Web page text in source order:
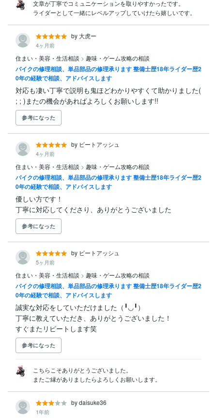
文章が丁寧でコミュニケーションを取りやすかったです。
ライダーとして一緒にレベルアップしていけたら嬉しいです。
by 大虎ー
4ヶ月前
住まい・美容・生活相談 > 趣味・ゲーム攻略の相談
バイクの修理相談、単品部品の修理承ります 整備士歴18年ライダー歴2
0年の経験で相談、アドバイスします
対応も凄い丁寧で説明も鬼ほどわかりやすくて助かりました(
; ; )またの機会があればよろしくお願いします!!
参考になった
by ビートアッシュ
4ヶ月前
住まい・美容・生活相談 > 趣味・ゲーム攻略の相談
バイクの修理相談、単品部品の修理承ります 整備士歴18年ライダー歴2
0年の経験で相談、アドバイスします
優しい方です！
丁寧に対応してくださり、ありがとうございました
参考になった
by ビートアッシュ
5ヶ月前
住まい・美容・生活相談 > 趣味・ゲーム攻略の相談
バイクの修理相談、単品部品の修理承ります 整備士歴18年ライダー歴2
0年の経験で相談、アドバイスします
誠実な対応をしていただけました（╹◡╹）
丁寧に教えていただき、ありがとうございました！
すぐまたリピートします笑
参考になった
こちらこそありがとうございました。
またご縁がありましたらよろしくお願いします。
by daisuke36
1年前